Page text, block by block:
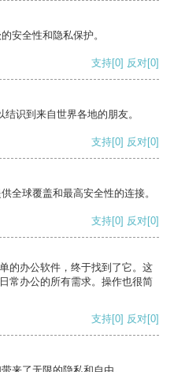
安全性和隐私保护。
支持[0] 反对[0]
识到来自世界各地的朋友。
支持[0] 反对[0]
全球覆盖和最高安全性的连接。
支持[0] 反对[0]
的办公软件，终于找到了它。这
常办公的所有需求。操作也很简
支持[0] 反对[0]